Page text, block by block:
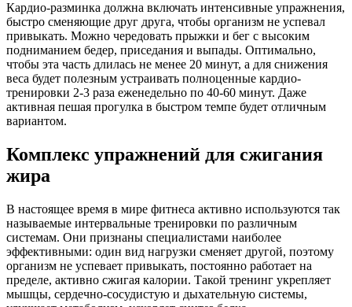
Кардио-разминка должна включать интенсивные упражнения,
быстро сменяющие друг друга, чтобы организм не успевал
привыкать. Можно чередовать прыжки и бег с высоким
подниманием бедер, приседания и выпады. Оптимально,
чтобы эта часть длилась не менее 20 минут, а для снижения
веса будет полезным устраивать полноценные кардио-
тренировки 2-3 раза еженедельно по 40-60 минут. Даже
активная пешая прогулка в быстром темпе будет отличным
вариантом.
Комплекс упражнений для сжигания
жира
В настоящее время в мире фитнеса активно используются так
называемые интервальные тренировки по различным
системам. Они признаны специалистами наиболее
эффективными: один вид нагрузки сменяет другой, поэтому
организм не успевает привыкать, постоянно работает на
пределе, активно сжигая калории. Такой тренинг укрепляет
мышцы, сердечно-сосудистую и дыхательную системы,